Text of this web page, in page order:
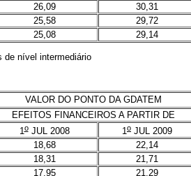
26,09
30,31
25,58
29,72
25,08 29,14
de nível intermediário
VALOR DO PONTO DA GDATEM
EFEITOS FINANCEIROS A PARTIR DE
1oJUL 2008 1 o JUL 2009
18,68
22,14
18,31
21,71
17,95 21,29